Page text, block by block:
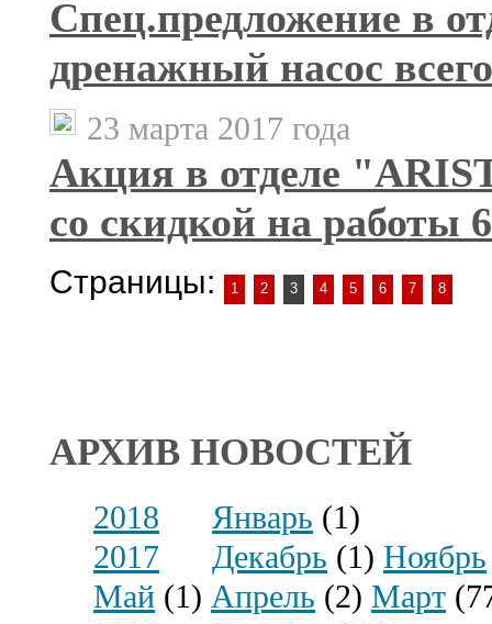
Спец.предложение в
дренажный насос
23 марта 2017 года
Акция в отделе
со скидкой на работы
Страницы: 1 2 3 4 5 6 7 8
АРХИВ НОВОСТЕЙ
2018 Январь (1)
2017
Декабрь (1) Ноябрь
Май (1) Апрель (2) Март